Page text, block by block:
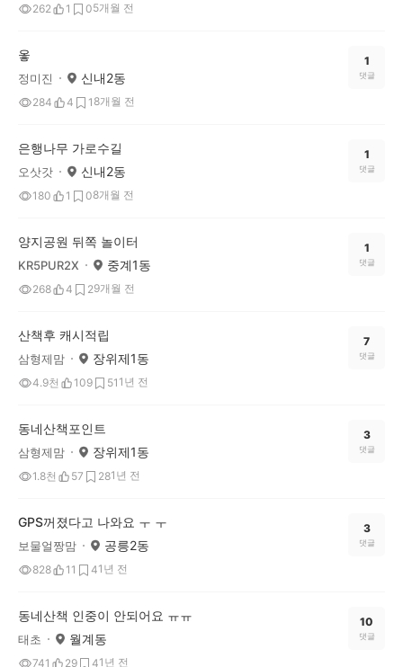
262 1 05개월 전
옿
정미진 신내2동
284 4 1 8개월 전
1
댓글
은행나무 가로수길
오삿갓 신내2동
180 1 08개월 전
1
댓글
양지공원 뒤쪽 놀이터
KR5PUR2X 중계1동
268 4 29개월 전
1
댓글
산책후 캐시적립
삼형제맘 장위제1동
4.9천 109 51 1년 전
7
댓글
동네산책포인트
삼형제맘 장위제1동
1.8천 57 281년 전
3
댓글
GPS꺼졌다고 나와요 ㅜ ㅜ
보물얼짱맘 공릉2동
828 11 41년 전
3
댓글
동네산책 인중이 안되어요 ㅠㅠ
태초 월계동
741 29 41년 전
10
댓글